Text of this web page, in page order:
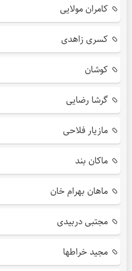
کامران مولایی
کسری زاهدی
کوشان
گرشا رضایی
مازیار فلاحی
ماکان بند
ماهان بهرام خان
مجتبی دربیدی
مجید خراطها